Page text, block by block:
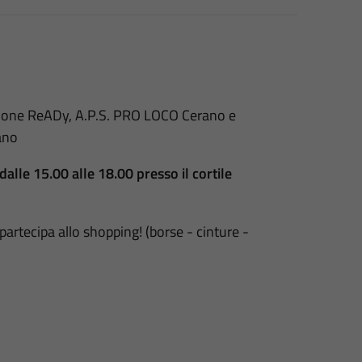
ReADy, A.P.S. PRO LOCO Cerano e
15.00 alle 18.00 presso il cortile
allo shopping! (borse - cinture -